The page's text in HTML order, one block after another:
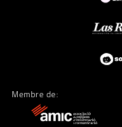
Membre de: